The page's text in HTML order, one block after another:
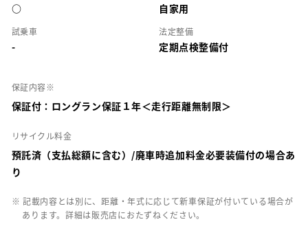
○ 自家用
試乗車
-
法定整備
定期点検整備付
保証内容※
保証付：ロングラン保証１年＜走行距離無制限＞
リサイクル料金
預託済（支払総額に含む）/廃車時追加料金必要装備付の場合あ
り
※ 記載内容とは別に、距離・年式に応じて新車保証が付いている場合が
あります。詳細は販売店におたずねください。